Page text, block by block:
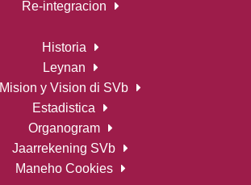
Re-integracion
Historia
Leynan
Mision y Vision di SVb
Estadistica
Organogram
Jaarrekening SVb
Maneho Cookies